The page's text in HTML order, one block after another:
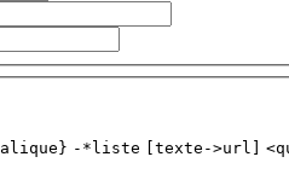
-*liste [texte->url]